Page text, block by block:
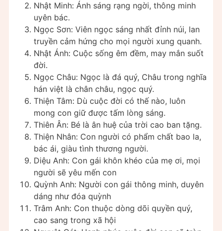
Nhật Minh: Ánh sáng rạng ngời, thông minh
uyên bác.
Ngọc Sơn: Viên ngọc sáng nhất đỉnh núi, lan
truyền cảm hứng cho mọi người xung quanh.
Nhật Ánh: Cuộc sống êm đềm, may mắn suốt
đời.
Ngọc Châu: Ngọc là đá quý, Châu trong nghĩa
hán việt là chân châu, ngọc quý.
Thiện Tâm: Dù cuộc đời có thế nào, luôn
mong con giữ được tấm lòng sáng.
Thiên Ân: Bé là ân huệ của trời cao ban tặng.
Thiện Nhân: Con người có phẩm chất bao la,
bác ái, giàu tình thương người.
Diệu Anh: Con gái khôn khéo của mẹ ơi, mọi
người sẽ yêu mến con
Quỳnh Anh: Người con gái thông minh, duyên
dáng như đóa quỳnh
Trâm Anh: Con thuộc dòng dõi quyền quý,
cao sang trong xã hội